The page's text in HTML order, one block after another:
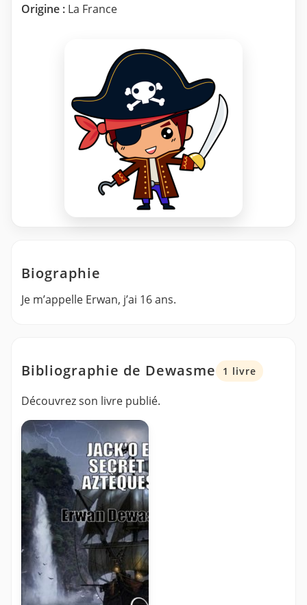
Origine : La France
Biographie
Je m’appelle Erwan, j’ai 16 ans.
Bibliographie de Dewasme 1 livre
Découvrez son livre publié.